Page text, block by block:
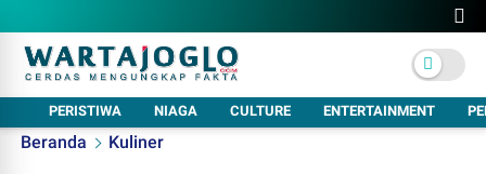
PERISTIWA NIAGA CULTURE ENTERTAINMENT
Beranda Kuliner